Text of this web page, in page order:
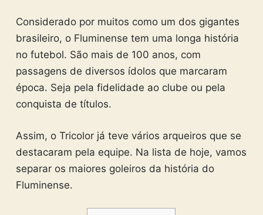
Considerado por muitos como um dos gigantes
brasileiro, o Fluminense tem uma longa história
no futebol. São mais de 100 anos, com
passagens de diversos ídolos que marcaram
época. Seja pela fidelidade ao clube ou pela
conquista de títulos.
Assim, o Tricolor já teve vários arqueiros que se
destacaram pela equipe. Na lista de hoje, vamos
separar os maiores goleiros da história do
Fluminense.